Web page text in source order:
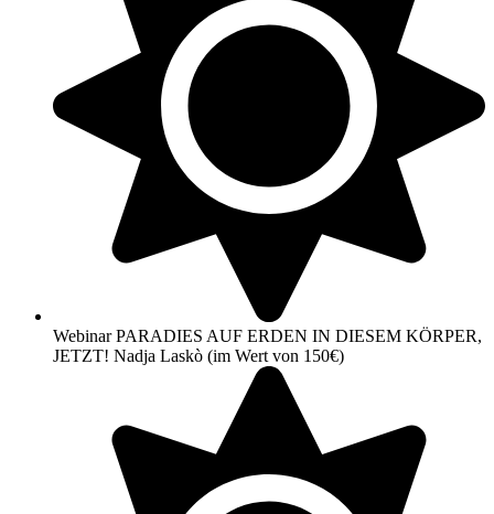
Webinar PARADIES AUF ERDEN IN DIESEM KÖRPER,
JETZT! Nadja Laskò (im Wert von 150€)